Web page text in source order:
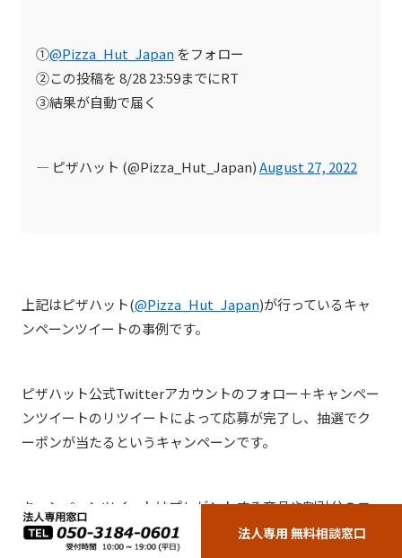
①@Pizza_Hut_Japanをフォロー
②この投稿を 8/28 23:59までにRT
③結果が自動で届く
— ピザハット (@Pizza_Hut_Japan)August 27, 2022
上記はピザハット(@Pizza_Hut_Japan)が行っているキャ
ンペーンツイートの事例です。
ピザハット公式Twitterアカウントのフォロー＋キャンペー
ンツイートのリツイートによって応募が完了し、抽選でク
ーポンが当たるというキャンペーンです。
キャンペーンツイートはプレゼントする商品や割引分のコ
ストが発生しますが、リツイートやツイートをしてもらう
法人専用 無料相談窓口